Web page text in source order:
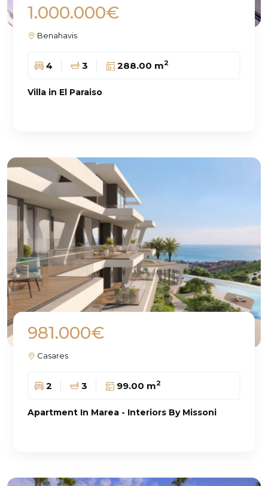
1.000.000€
Benahavis
4 3 288.00 m2
Villa in El Paraiso
981.000€
Casares
2 3 99.00 m2
Apartment In Marea - Interiors By Missoni